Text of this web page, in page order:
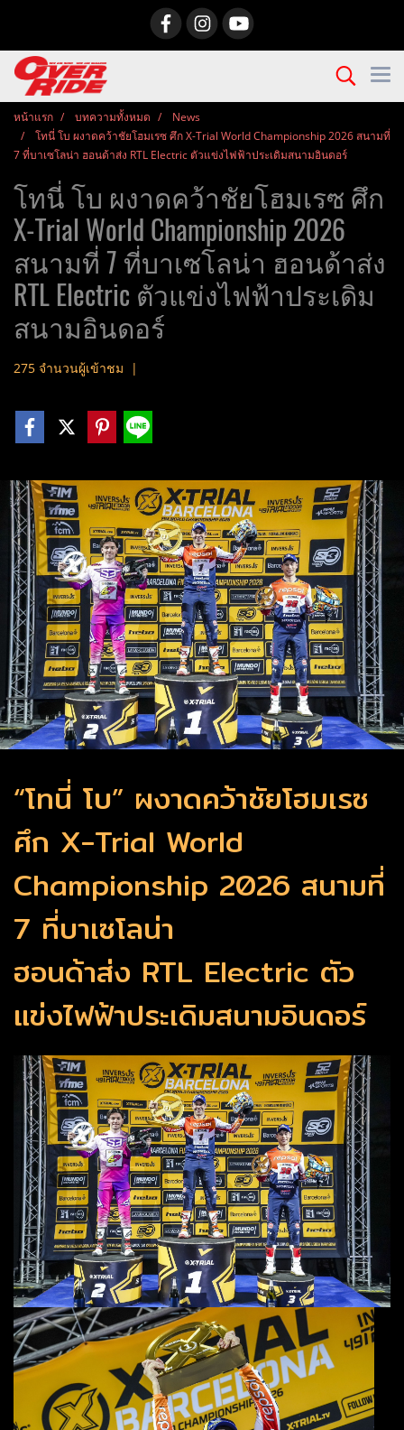
หน้าแรก บทความทั้งหมด
News
โทนี่ โบ ผงาดคว้าชัยโฮมเรซ ศึก X-Trial World Championship 2026 สนามที่
7 ที่บาเซโลน่า ฮอนด้าส่ง RTL Electric ตัวแข่งไฟฟ้าประเดิมสนามอินดอร์
โทนี่ โบ ผงาดคว้าชัยโฮมเรซ ศึก
X-Trial World Championship 2026
สนามที่ 7 ที่บาเซโลน่า ฮอนด้าส่ง
RTL Electric ตัวแข่งไฟฟ้าประเดิม
สนามอินดอร์
275 จำนวนผู้เข้าชม |
“โทนี่ โบ” ผงาดคว้าชัยโฮมเรซ
ศึก X-Trial World
Championship 2026 สนามที่
7 ที่บาเซโลน่า
ฮอนด้าส่ง RTL Electric ตัว
แข่งไฟฟ้าประเดิมสนามอินดอร์